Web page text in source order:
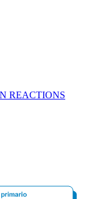
REACTIONS